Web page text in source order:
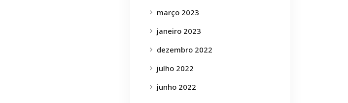
março 2023
janeiro 2023
dezembro 2022
julho 2022
junho 2022